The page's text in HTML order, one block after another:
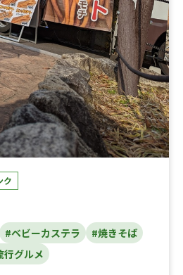
ク
#ベビーカステラ
#焼きそば
行グルメ